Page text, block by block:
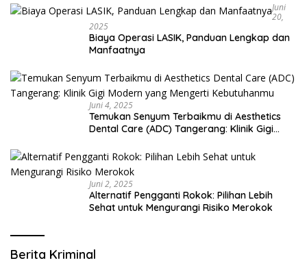
Juni
20,
2025
Biaya Operasi LASIK, Panduan Lengkap dan
Manfaatnya
Juni 4, 2025
Temukan Senyum Terbaikmu di Aesthetics
Dental Care (ADC) Tangerang: Klinik Gigi
Juni 2, 2025
Alternatif Pengganti Rokok: Pilihan Lebih
Sehat untuk Mengurangi Risiko Merokok
Berita Kriminal